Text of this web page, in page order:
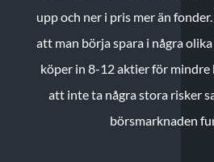
upp och ner i pris mer än
att man börja spara i några
köper in 8-12 aktier för
att inte ta några stora risker
börsmarknaden